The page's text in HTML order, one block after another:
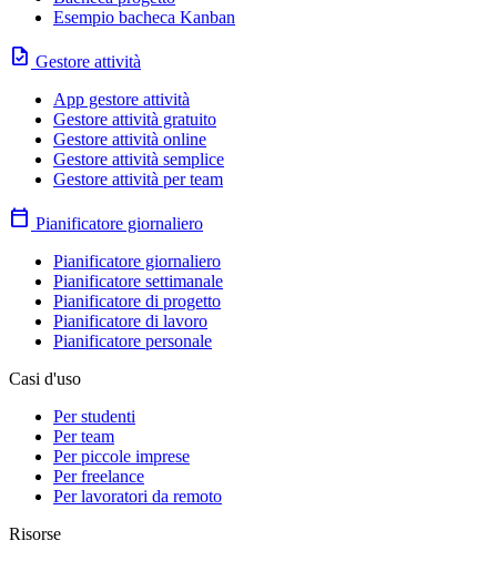
Esempio bacheca Kanban
task Gestore attività
App gestore attività
Gestore attività gratuito
Gestore attività online
Gestore attività semplice
Gestore attività per team
calendar_today Pianificatore giornaliero
Pianificatore giornaliero
Pianificatore settimanale
Pianificatore di progetto
Pianificatore di lavoro
Pianificatore personale
Casi d'uso
Per studenti
Per team
Per piccole imprese
Per freelance
Per lavoratori da remoto
Risorse